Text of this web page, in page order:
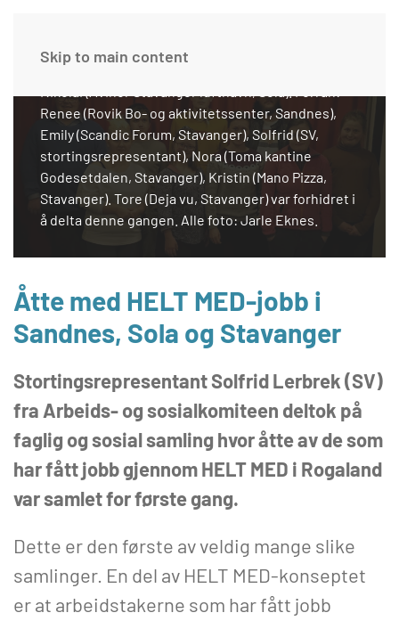
Skip to main content
Jarle (Sandnes kommune, Rådhuset), Håkon
Mathias (Trones bolig- og eldresenter, Sandnes),
Renee (Rovik Bo- og aktivitetssenter, Sandnes),
Emily (Scandic Forum, Stavanger), Solfrid (SV,
stortingsrepresentant), Nora (Toma kantine
Godesetdalen, Stavanger), Kristin (Mano Pizza,
Stavanger). Tore (Deja vu, Stavanger) var forhidret i
å delta denne gangen. Alle foto: Jarle Eknes.
Åtte med HELT MED-jobb i
Sandnes, Sola og Stavanger
Stortingsrepresentant Solfrid Lerbrek (SV)
fra Arbeids- og sosialkomiteen deltok på
faglig og sosial samling hvor åtte av de som
har fått jobb gjennom HELT MED i Rogaland
var samlet for første gang.
Dette er den første av veldig mange slike
samlinger. En del av HELT MED-konseptet
er at arbeidstakerne som har fått jobb